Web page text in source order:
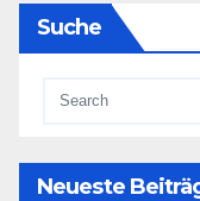
Suche
Neueste